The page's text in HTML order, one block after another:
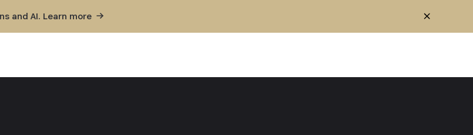
and AI. Learn more